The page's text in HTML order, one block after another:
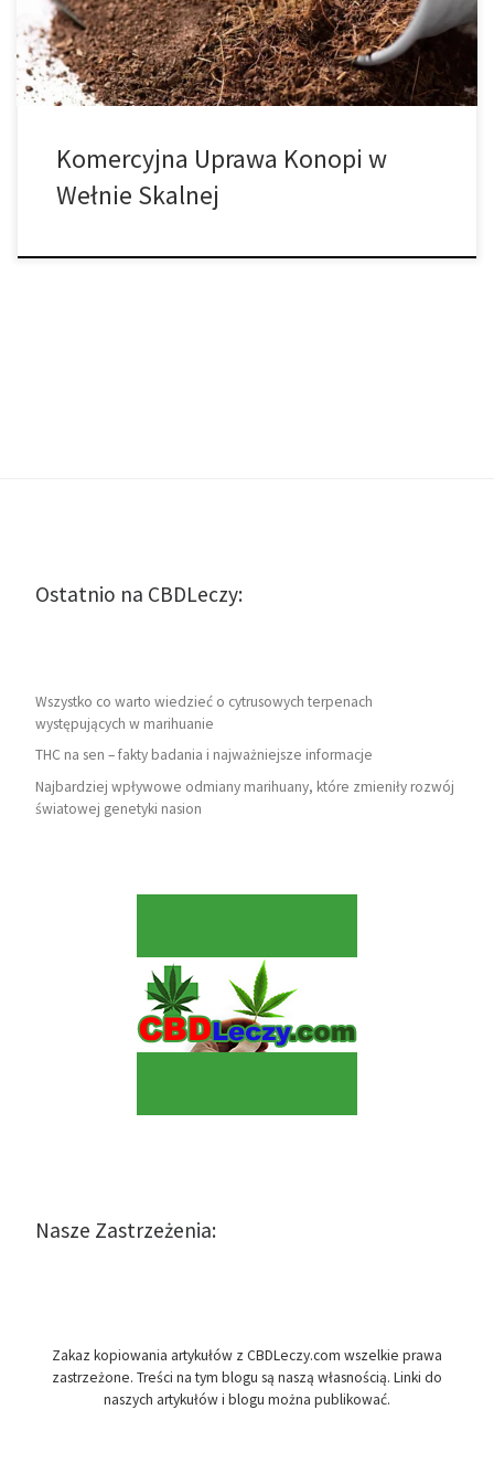
profesjonalistów na całym świecie. Poniżej znajdziesz
kompleksowy […]
Komercyjna Uprawa Konopi w
Wełnie Skalnej
Ostatnio na CBDLeczy:
Wszystko co warto wiedzieć o cytrusowych terpenach
występujących w marihuanie
THC na sen – fakty badania i najważniejsze informacje
Najbardziej wpływowe odmiany marihuany, które zmieniły rozwój
światowej genetyki nasion
Nasze Zastrzeżenia:
Zakaz kopiowania artykułów z CBDLeczy.com wszelkie prawa
zastrzeżone. Treści na tym blogu są naszą własnością. Linki do
naszych artykułów i blogu można publikować.